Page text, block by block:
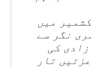
میں
نگر سے
کی
تار